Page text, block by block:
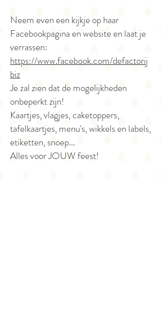
Neem even een kijkje op haar
Facebookpagina en website en laat je
verrassen:
https://www.facebook.com/defactorij
biz
Je zal zien dat de mogelijkheden
onbeperkt zijn!
Kaartjes, vlagjes, caketoppers,
tafelkaartjes, menu's, wikkels en labels,
etiketten, snoep...
Alles voor JOUW feest!